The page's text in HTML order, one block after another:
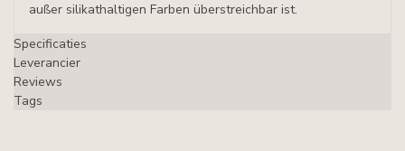
außer silikathaltigen Farben überstreichbar ist.
Specificaties
Leverancier
Reviews
Tags